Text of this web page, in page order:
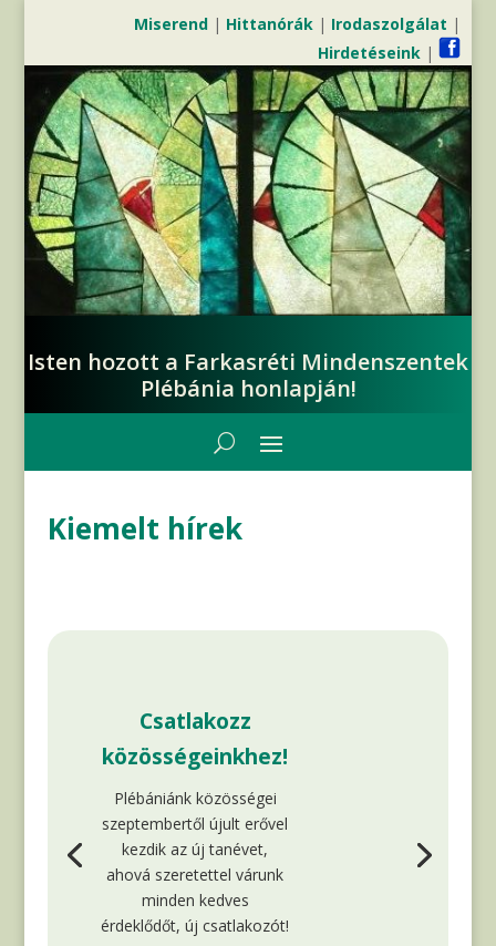
Miserend| Hittanórák| Irodaszolgálat |
Hirdetéseink|
Isten hozott a Farkasréti Mindenszentek
Plébánia honlapján!
Kiemelt hírek
Csatlakozz
közösségeinkhez!
Plébániánk közösségei
szeptembertől újult erővel
kezdik az új tanévet,
ahová szeretettel várunk
minden kedves
érdeklődőt, új csatlakozót!